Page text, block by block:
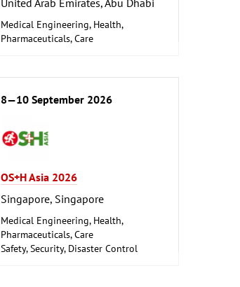
Medical Engineering, Health,
Pharmaceuticals, Care
8—10 September 2026
OS+H Asia 2026
Singapore, Singapore
Medical Engineering, Health,
Pharmaceuticals, Care
Safety, Security, Disaster Control